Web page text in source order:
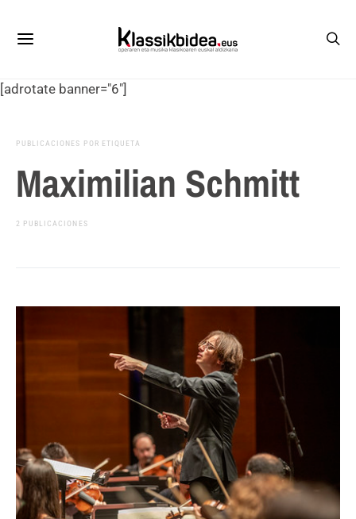
[adrotate banner="6"]
PUBLICACIONES POR ETIQUETA
Maximilian Schmitt
2 PUBLICACIONES